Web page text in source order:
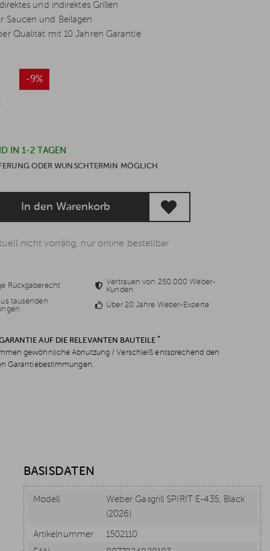
und indirektes Grillen
Saucen und Beilagen
Qualität mit 10 Jahren Garantie
-9%
IN 1-2 TAGEN
ODER WUNSCHTERMIN MÖGLICH
In den Warenkorb
nicht vorrätig, nur online bestellbar
Rückgaberecht
Vertrauen von 250.000 Weber-
Kunden
tausenden
Über 20 Jahre Weber-Experte
AUF DIE RELEVANTEN BAUTEILE *
gewöhnliche Abnutzung / Verschleiß entsprechend den
Garantiebestimmungen.
BASISDATEN
Modell
Weber Gasgrill SPIRIT E-435, Black
(2026)
Artikelnummer
1502110